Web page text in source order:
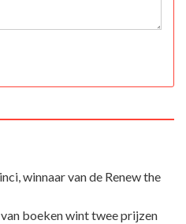
winnaar van de Renew the
boeken wint twee prijzen